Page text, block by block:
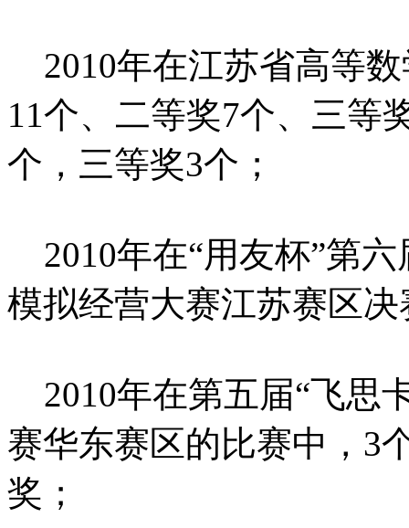
2010年在江苏省高等
11个、二等奖7个、三等
个，三等奖3个；
2010年在“用友杯”第
模拟经营大赛江苏赛区
2010年在第五届“飞思
赛华东赛区的比赛中，3
奖；